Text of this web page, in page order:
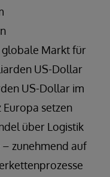
Markt für
US-Dollar
US-Dollar im
Europa setzen
über Logistik
zunehmend auf